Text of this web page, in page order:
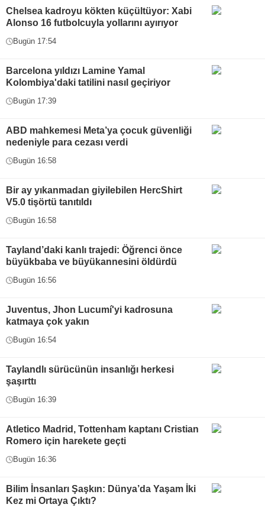
Chelsea kadroyu kökten küçültüyor: Xabi
Alonso 16 futbolcuyla yollarını ayırıyor
Bugün 17:54
Barcelona yıldızı Lamine Yamal
Kolombiya'daki tatilini nasıl geçiriyor
Bugün 17:39
ABD mahkemesi Meta’ya çocuk güvenliği
nedeniyle para cezası verdi
Bugün 16:58
Bir ay yıkanmadan giyilebilen HercShirt
V5.0 tişörtü tanıtıldı
Bugün 16:58
Tayland’daki kanlı trajedi: Öğrenci önce
büyükbaba ve büyükannesini öldürdü
Bugün 16:56
Juventus, Jhon Lucumí'yi kadrosuna
katmaya çok yakın
Bugün 16:54
Taylandlı sürücünün insanlığı herkesi
şaşırttı
Bugün 16:39
Atletico Madrid, Tottenham kaptanı Cristian
Romero için harekete geçti
Bugün 16:36
Bilim İnsanları Şaşkın: Dünya’da Yaşam İki
Kez mi Ortaya Çıktı?